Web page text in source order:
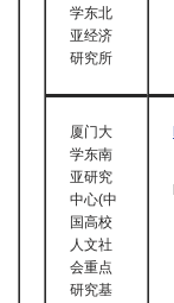
学东北
亚经济
研究所
厦门大
学东南
亚研究
中心(中
国高校
人文社
会重点
研究基